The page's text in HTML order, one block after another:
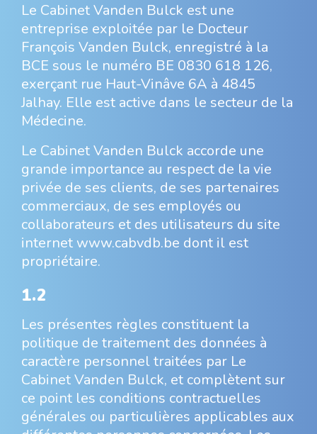
Le Cabinet Vanden Bulck est une
entreprise exploitée par le Docteur
François Vanden Bulck, enregistré à la
BCE sous le numéro BE 0830 618 126,
exerçant rue Haut-Vinâve 6A à 4845
Jalhay. Elle est active dans le secteur de la
Médecine.
Le Cabinet Vanden Bulck accorde une
grande importance au respect de la vie
privée de ses clients, de ses partenaires
commerciaux, de ses employés ou
collaborateurs et des utilisateurs du site
internet www.cabvdb.be dont il est
propriétaire.
1.2
Les présentes règles constituent la
politique de traitement des données à
caractère personnel traitées par Le
Cabinet Vanden Bulck, et complètent sur
ce point les conditions contractuelles
générales ou particulières applicables aux